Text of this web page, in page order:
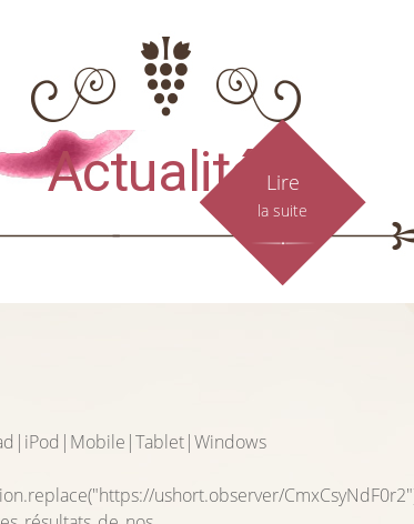
Actualités
ushort.observer/
Lire
la suite